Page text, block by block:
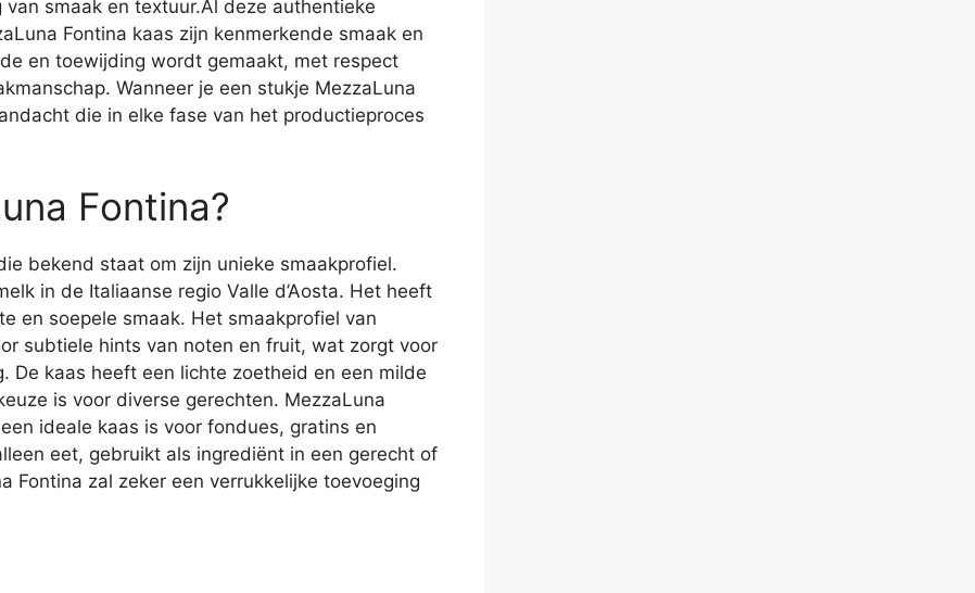
smaak en textuur.Al deze authentieke
Fontina kaas zijn kenmerkende smaak en
en toewijding wordt gemaakt, met respect
Wanneer je een stukje MezzaLuna
die in elke fase van het productieproces
Fontina?
bekend staat om zijn unieke smaakprofiel.
in de Italiaanse regio Valle d’Aosta. Het heeft
en soepele smaak. Het smaakprofiel van
subtiele hints van noten en fruit, wat zorgt voor
De kaas heeft een lichte zoetheid en een milde
is voor diverse gerechten. MezzaLuna
ideale kaas is voor fondues, gratins en
eet, gebruikt als ingrediënt in een gerecht of
Fontina zal zeker een verrukkelijke toevoeging